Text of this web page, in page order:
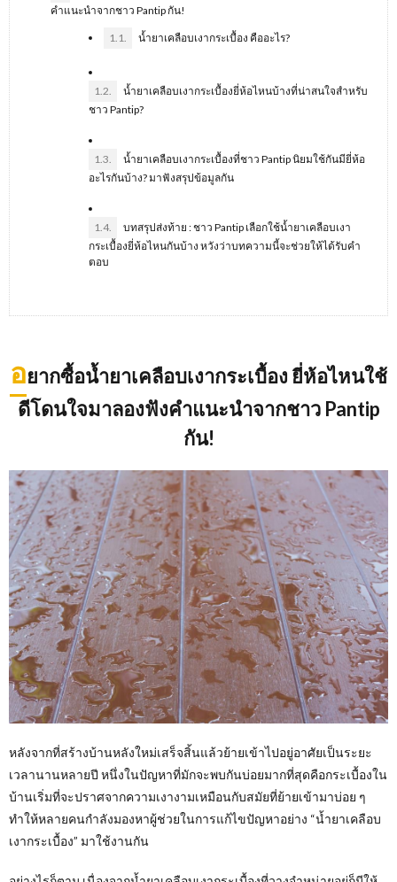
คำแนะนำจากชาว Pantip กัน!
1.1. น้ำยาเคลือบเงากระเบื้อง คืออะไร?
1.2.
น้ำยาเคลือบเงากระเบื้องยี่ห้อไหนบ้างที่น่าสนใจสำหรับ
ชาว Pantip?
1.3.
น้ำยาเคลือบเงากระเบื้องที่ชาว Pantip นิยมใช้กันมียี่ห้อ
อะไรกันบ้าง? มาฟังสรุปข้อมูลกัน
1.4.
บทสรุปส่งท้าย : ชาว Pantip เลือกใช้น้ำยาเคลือบเงา
กระเบื้องยี่ห้อไหนกันบ้าง หวังว่าบทความนี้จะช่วยให้ได้รับคำ
ตอบ
อยากซื้อน้ำยาเคลือบเงากระเบื้อง ยี่ห้อไหนใช้
ดีโดนใจมาลองฟังคำแนะนำจากชาว Pantip
กัน!
หลังจากที่สร้างบ้านหลังใหม่เสร็จสิ้นแล้วย้ายเข้าไปอยู่อาศัยเป็นระยะ
เวลานานหลายปี หนึ่งในปัญหาที่มักจะพบกันบ่อยมากที่สุดคือกระเบื้องใน
บ้านเริ่มที่จะปราศจากความเงางามเหมือนกับสมัยที่ย้ายเข้ามาบ่อย ๆ
ทำให้หลายคนกำลังมองหาผู้ช่วยในการแก้ไขปัญหาอย่าง “น้ำยาเคลือบ
เงากระเบื้อง” มาใช้งานกัน